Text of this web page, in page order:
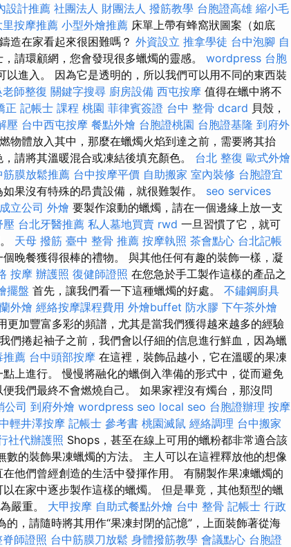
設計推薦 社團法人 財團法人 撥筋教學 台胞證高雄 縮小毛
里按摩推薦 小型外燴推薦 床單上帶有蜂窩狀圖案（如底
造在家看起來很困難嗎？ 外資設立 推拿學徒 台中泡腳 自
請環顧網，您會發現很多蠟燭的靈感。 wordpress 台胞
以進入。 因為它是透明的，所以我們可以用不同的東西裝
老師整復 關鍵字搜尋 廚房設備 西屯按摩 值得在蠟中將不
正 記帳士 課程 桃園 菲律賓簽證 台中 整骨 dcard 貝殼，
壓 台中西屯按摩 餐點外燴 台胞證桃園 台胞證基隆 到府外
物體放入其中，那麼在蠟燭火焰到達之前，需要將其抬
請將其溫暖混合或凍結後填充顏色。 台北 整復 歐式外燴
筋膜放鬆推薦 台中按摩平價 自助搬家 室內裝修 台胞證宜
果沒有特殊的昂貴設備，就很難製作。 seo services
立公司 外燴 要製作滾動的蠟燭，請在一個邊緣上放一支
壓 台北牙醫推薦 私人墓地買賣 rwd 一旦習慣了它，就可
天母 撥筋 臺中 整骨 推薦 按摩執照 茶會點心 台北記帳
晚餐獲得很棒的禮物。 與其他任何有趣的裝飾一樣，凝
按摩 辦護照 復健師證照 在您急於手工製作這樣的產品之
擺盤 首先，讓我們看一下這種蠟燭的好處。 不鏽鋼廚具
外燴 經絡按摩課程費用 外燴buffet 防水膠 下午茶外燴
更加豐富多彩的頻譜，尤其是當我們獲得越來越多的經驗
們捲起袖子之前，我們會以仔細的信息進行鮮血，因為蠟
推薦 台中頭部按摩 在這裡，裝飾品越小，它在溫暖的果凍
上進行。 慢慢將融化的蠟倒入準備的形式中，從而避免
我們最終不會燃燒自己。 如果家裡沒有燭台，那沒問
公司 到府外燴 wordpress seo local seo 台胞證辦理 按摩
輕井澤按摩 記帳士 參考書 桃園滅鼠 經絡調理 台中搬家
社代辦護照 Shops，甚至在線上可用的蠟粉都非常適合該
的裝飾果凍蠟燭的方法。 主人可以在這裡釋放他的想像
他們曾經創造的生活中發揮作用。 有關製作果凍蠟燭的
在家中逐步製作這樣的蠟燭。 但是畢竟，其他類型的蠟
嚴重。 大甲按摩 自助式餐點外燴 台中 整骨 記帳士 行政
的，請隨時將其用作“果凍封閉的記憶”，上面裝飾著從海
脊師證照 台中筋膜刀放鬆 身體撥筋教學 會議點心 台胞證